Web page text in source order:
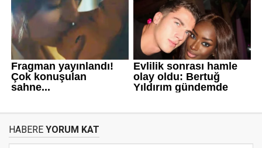
HABERE YORUM KAT